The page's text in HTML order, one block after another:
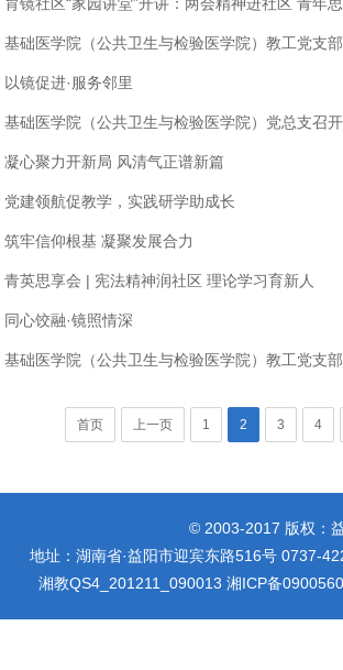
基础医学院（公共卫生与检验医学院）教工党支
以镜促进·服务邻里
基础医学院（公共卫生与检验医学院）党总支召
凝心聚力开新局 风清气正谱新篇
党建领航促教学，实践研学助成长
筑牢信仰根基 凝聚发展合力
青英思享会 | 宪法精神润社区 理论学习育新人
同心饺融·镜照情深
基础医学院（公共卫生与检验医学院）教工党支
首页 上一页 1 2 3 4
© 2003-2017 版权：
地址：湖南省·益阳市迎宾东路516号 0737-
湘教QS4_201211_090013 湘ICP备